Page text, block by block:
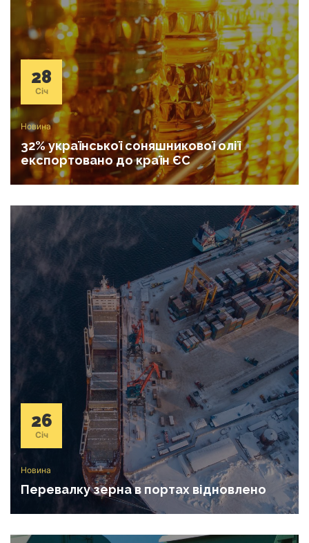
28
Січ
Новина
32% української соняшникової олії
експортовано до країн ЄС
26
Січ
Новина
Перевалку зерна в портах відновлено